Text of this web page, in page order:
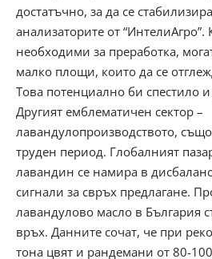
достатъчно, за да се
анализаторите от “ИнтелиАгро”.
необходими за преработка,
малко площи, които да се
Това потенциално би спестило
Другият емблематичен сектор –
лавандулопроизводството,
труден период. Глобалният
лавандин се намира в
сигнали за свръх предлагане.
лавандулово масло в България
връх. Данните сочат, че при
тона цвят и рандемани от 80-